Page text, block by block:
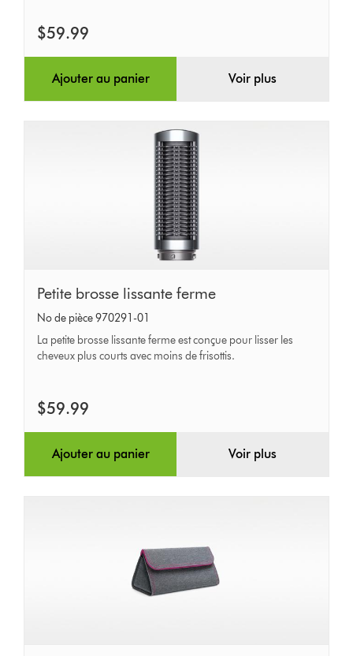
$59.99
Ajouter au panier Voir plus
Petite
brosse
lissante
ferme
Petite brosse lissante ferme
No de pièce 970291-01
La petite brosse lissante ferme est conçue pour lisser les
cheveux plus courts avec moins de frisottis.
$59.99
Ajouter au panier Voir plus